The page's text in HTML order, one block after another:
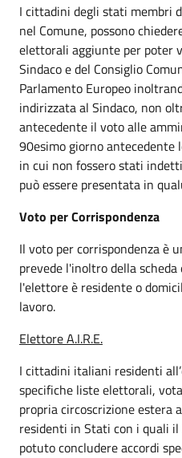
I cittadini degli stati membri
nel Comune, possono
elettorali aggiunte per poter
Sindaco e del Consiglio
Parlamento Europeo
indirizzata al Sindaco, non
antecedente il voto alle
90esimo giorno antecedente
in cui non fossero stati
può essere presentata in
Voto per Corrispondenza
Il voto per corrispondenza è
prevede l'inoltro della
l'elettore è residente o
lavoro.
Elettore A.I.R.E.
I cittadini italiani residenti
specifiche liste elettorali,
propria circoscrizione estera
residenti in Stati con i quali
potuto concludere accordi